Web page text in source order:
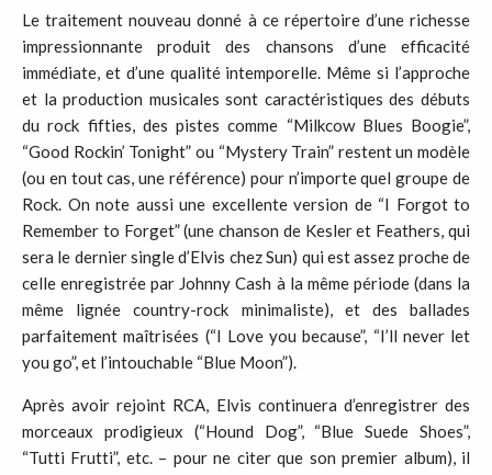
Le traitement nouveau donné à ce répertoire d’une richesse
impressionnante produit des chansons d’une efficacité
immédiate, et d’une qualité intemporelle. Même si l’approche
et la production musicales sont caractéristiques des débuts
du rock fifties, des pistes comme “Milkcow Blues Boogie”,
“Good Rockin’ Tonight” ou “Mystery Train” restent un modèle
(ou en tout cas, une référence) pour n’importe quel groupe de
Rock. On note aussi une excellente version de “I Forgot to
Remember to Forget” (une chanson de Kesler et Feathers, qui
sera le dernier single d’Elvis chez Sun) qui est assez proche de
celle enregistrée par Johnny Cash à la même période (dans la
même lignée country-rock minimaliste), et des ballades
parfaitement maîtrisées (“I Love you because”, “I’ll never let
you go”, et l’intouchable “Blue Moon”).
Après avoir rejoint RCA, Elvis continuera d’enregistrer des
morceaux prodigieux (“Hound Dog”, “Blue Suede Shoes”,
“Tutti Frutti”, etc. – pour ne citer que son premier album), il